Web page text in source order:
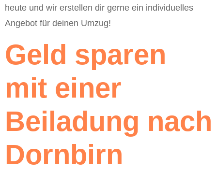
heute und wir erstellen dir gerne ein individuelles
Angebot für deinen Umzug!
Geld sparen
mit einer
Beiladung nach
Dornbirn